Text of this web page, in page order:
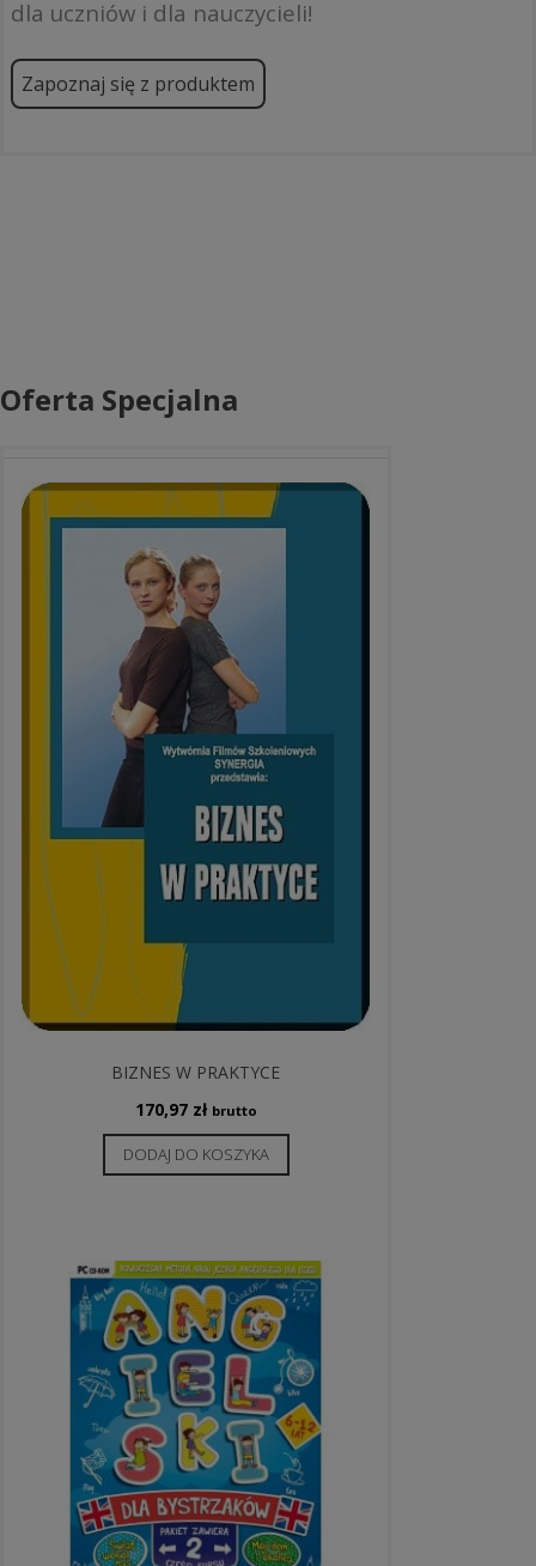
dla uczniów i dla nauczycieli!
Zapoznaj się z produktem
Oferta Specjalna
BIZNES W PRAKTYCE
170,97 zł brutto
DODAJ DO KOSZYKA